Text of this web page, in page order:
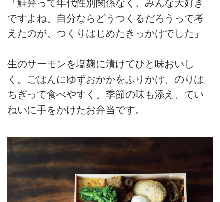
「鮭弁って年代性別関係なく、みんな大好き
ですよね。自分ならどうつくるだろうって考
えたのが、つくりはじめたきっかけでした」
生のサーモンを塩麹に漬けてひと味おいし
く。ごはんにゆずおかかをふりかけ、のりは
ちぎって食べやすく。季節の味も添え、てい
ねいに手をかけたお弁当です。